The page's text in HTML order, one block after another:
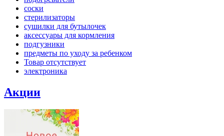
соски
стерилизаторы
сушилки для бутылочек
аксессуары для кормления
подгузники
предметы по уходу за ребенком
Товар отсутствует
электроника
Акции